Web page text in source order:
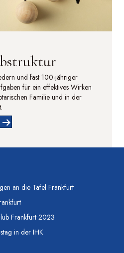
und fast 100-jähriger
für ein effektives Wirken
Familie und in der
an die Tafel Frankfurt
Frankfurt 2023
in der IHK